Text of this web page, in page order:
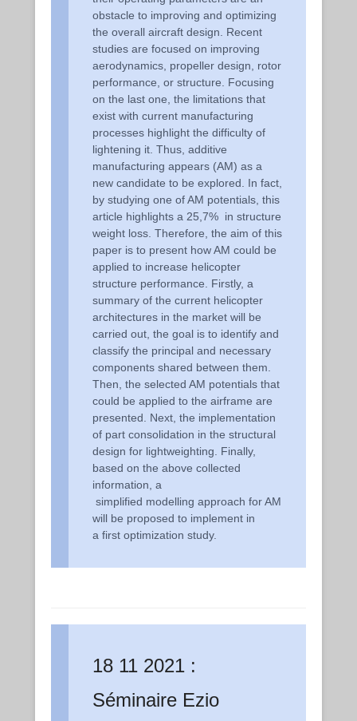
obstacle to improving and optimizing
the overall aircraft design. Recent
studies are focused on improving
aerodynamics, propeller design, rotor
performance, or structure. Focusing
on the last one, the limitations that
exist with current manufacturing
processes highlight the difficulty of
lightening it. Thus, additive
manufacturing appears (AM) as a
new candidate to be explored. In fact,
by studying one of AM potentials, this
article highlights a 25,7% in structure
weight loss. Therefore, the aim of this
paper is to present how AM could be
applied to increase helicopter
structure performance. Firstly, a
summary of the current helicopter
architectures in the market will be
carried out, the goal is to identify and
classify the principal and necessary
components shared between them.
Then, the selected AM potentials that
could be applied to the airframe are
presented. Next, the implementation
of part consolidation in the structural
design for lightweighting. Finally,
based on the above collected
information, a
simplified modelling approach for AM
will be proposed to implement in
a first optimization study.
18 11 2021 :
Séminaire Ezio